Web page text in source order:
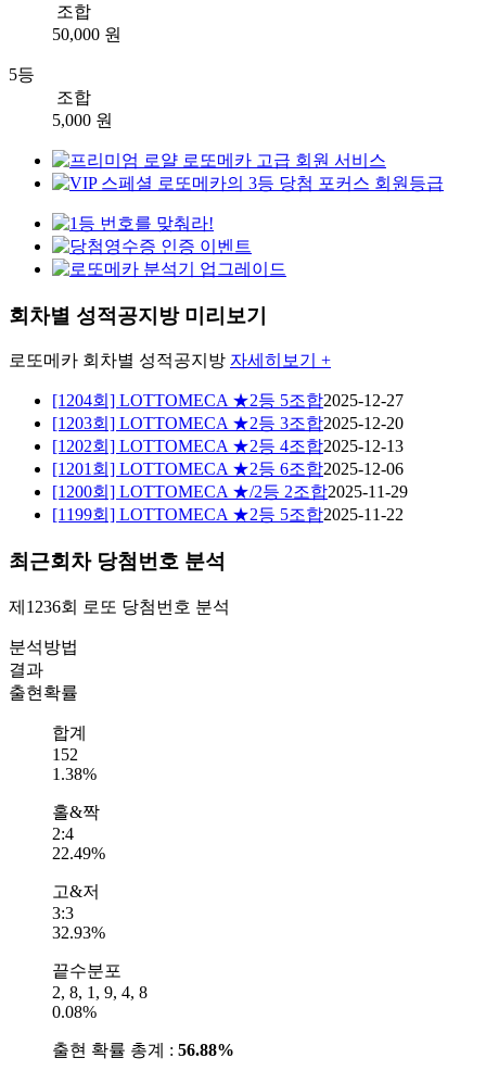
조합
50,000 원
5등
조합
5,000 원
회차별 성적공지방 미리보기
로또메카 회차별 성적공지방 자세히보기 +
[1204회] LOTTOMECA ★2등 5조합2025-12-27
[1203회] LOTTOMECA ★2등 3조합2025-12-20
[1202회] LOTTOMECA ★2등 4조합2025-12-13
[1201회] LOTTOMECA ★2등 6조합2025-12-06
[1200회] LOTTOMECA ★/2등 2조합2025-11-29
[1199회] LOTTOMECA ★2등 5조합2025-11-22
최근회차 당첨번호 분석
제1236회 로또 당첨번호 분석
분석방법
결과
출현확률
합계
152
1.38%
홀&짝
2:4
22.49%
고&저
3:3
32.93%
끝수분포
2, 8, 1, 9, 4, 8
0.08%
출현 확률 총계 : 56.88%